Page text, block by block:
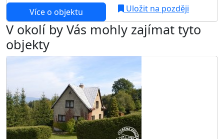
Více o objektu
Uložit na později
V okolí by Vás mohly zajímat tyto
objekty